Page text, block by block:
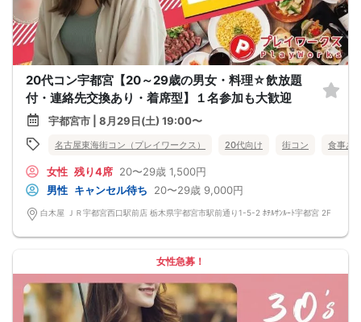
20代コン宇都宮【20～29歳の男女・料理☆飲放題
付・連絡先交換あり・着席型】１名参加も大歓迎
宇都宮市 | 8月29日(土) 19:00〜
名古屋東海街コン（プレイワークス） 20代向け 街コン 食事あ
女性 残り4席 20〜29歳 1,500円
男性 キャンセル待ち 20〜29歳 9,000円
白木屋 ＪＲ宇都宮西口駅前店 栃木県宇都宮市駅前通り1-5-2 ﾎﾃﾙｻﾝﾙｰﾄ宇都宮 2F
女性急募！